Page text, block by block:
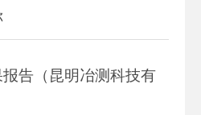
告（昆明冶测科技有